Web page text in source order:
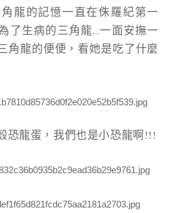
龍的記憶一直在侏羅紀第一
了生病的三角龍..一面安撫一
角龍的便便，看她是吃了什麼
恐龍蛋，我們也是小恐龍啊!!!